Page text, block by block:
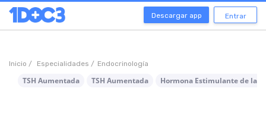
Descargar app Entrar
Inicio / Especialidades / Endocrinología
TSH Aumentada TSH Aumentada Hormona Estimulante de la